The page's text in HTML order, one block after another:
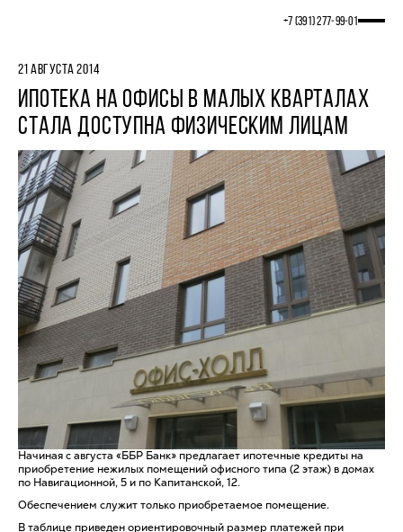
+7 (391) 277‒99‒01
21 АВГУСТА 2014
ИПОТЕКА НА ОФИСЫ В МАЛЫХ КВАРТАЛАХ
СТАЛА ДОСТУПНА ФИЗИЧЕСКИМ ЛИЦАМ
Начиная с августа «ББР Банк» предлагает ипотечные кредиты на
приобретение нежилых помещений офисного типа (2 этаж) в домах
по Навигационной, 5 и по Капитанской, 12.
Обеспечением служит только приобретаемое помещение.
В таблице приведен ориентировочный размер платежей при